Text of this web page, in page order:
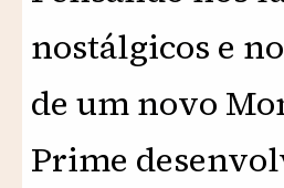
nostálgicos e
de um novo
Prime
nostálgicos e
de um novo
Prime